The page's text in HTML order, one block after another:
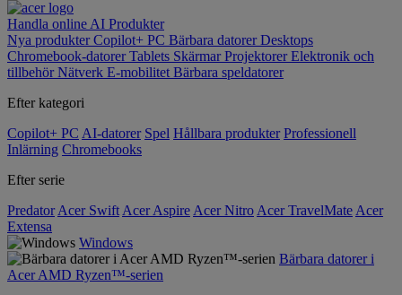
Handla online AI Produkter
Nya produkterCopilot+ PC Bärbara datorerDesktops
Chromebook-datorerTablets SkärmarProjektorerElektronik och
tillbehörNätverk E-mobilitet Bärbara speldatorer
Efter kategori
Copilot+ PC AI-datorer Spel Hållbara produkter Professionell
Inlärning Chromebooks
Efter serie
Predator Acer Swift Acer Aspire Acer Nitro Acer TravelMate Acer
Extensa
Windows
Bärbara datorer i
Acer AMD Ryzen™-serien